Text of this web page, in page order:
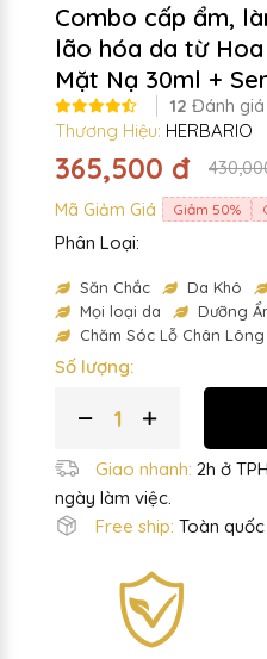
Combo cấp ẩm,
lão hóa da từ
Mặt Nạ 30ml +
12 Đánh giá
Thương Hiệu: HERBARIO
365,500 đ
Mã Giảm Giá Giảm 50%
Phân Loại:
Săn Chắc Da Khô
Mọi loại da
Dưỡng
Chăm Sóc Lỗ Chân Lông
Số lượng:
Giao nhanh: 2h ở
ngày làm việc.
Free ship: Toàn